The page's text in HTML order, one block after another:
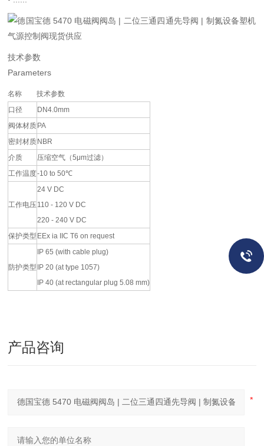
技术参数
Parameters
名称
技术参数
口径
DN4.0mm
阀体材质 PA
密封材质 NBR
介质
压缩空气（5μm过滤）
工作温度-10 to 50℃
工作电压
24 V DC
110 - 120 V DC
220 - 240 V DC
保护类型 EEx ia IIC T6 on request
防护类型
IP 65 (with cable plug)
IP 20 (at type 1057)
IP 40 (at rectangular plug 5.08 mm)
产品咨询